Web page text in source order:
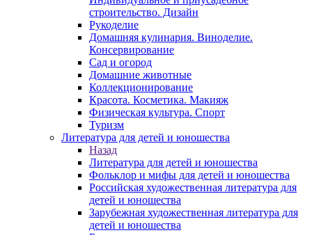
строительство. Дизайн
Рукоделие
Домашняя кулинария. Виноделие.
Консервирование
Сад и огород
Домашние животные
Коллекционирование
Красота. Косметика. Макияж
Физическая культура. Спорт
Туризм
Литература для детей и юношества
Назад
Литература для детей и юношества
Фольклор и мифы для детей и юношества
Российская художественная литература для
детей и юношества
Зарубежная художественная литература для
детей и юношества